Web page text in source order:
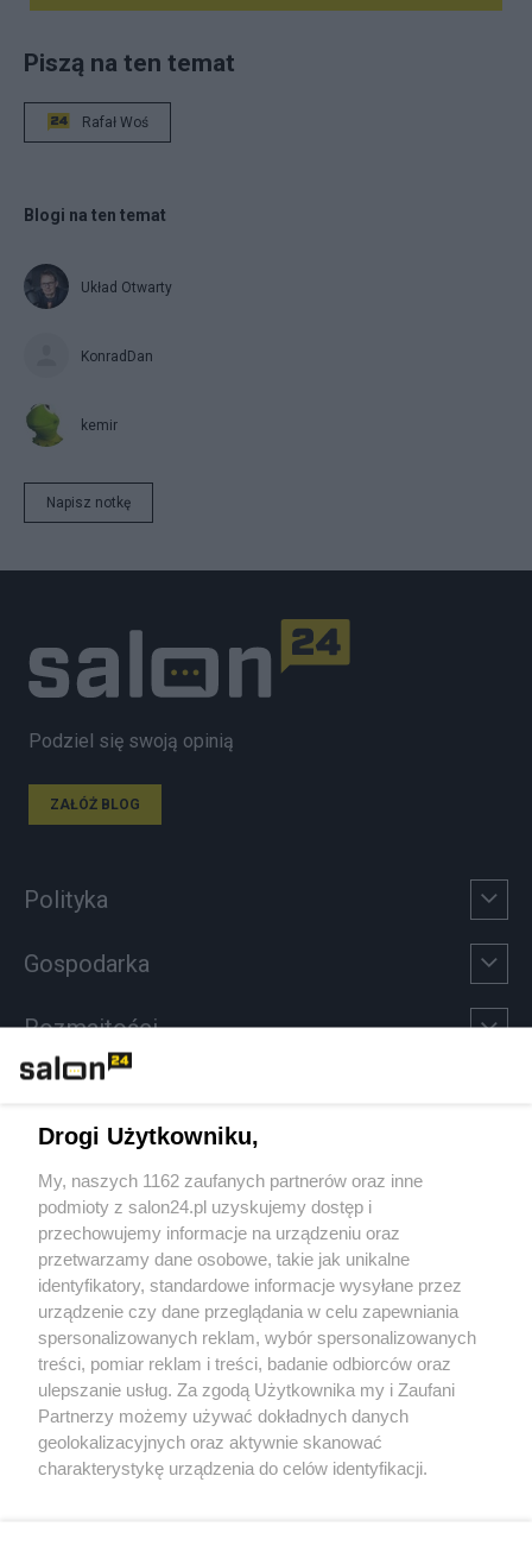
Piszą na ten temat
Rafał Woś
Blogi na ten temat
Układ Otwarty
KonradDan
kemir
Napisz notkę
Podziel się swoją opinią
ZAŁÓŻ BLOG
Polityka
Gospodarka
Rozmaitości
Sport
Społeczeństwo
Kultura
X Facebook Instagram Youtube
Drogi Użytkowniku,
My, naszych 1162 zaufanych partnerów oraz inne
podmioty z salon24.pl uzyskujemy dostęp i
przechowujemy informacje na urządzeniu oraz
przetwarzamy dane osobowe, takie jak unikalne
identyfikatory, standardowe informacje wysyłane przez
urządzenie czy dane przeglądania w celu zapewniania
spersonalizowanych reklam, wybór spersonalizowanych
treści, pomiar reklam i treści, badanie odbiorców oraz
ulepszanie usług. Za zgodą Użytkownika my i Zaufani
Partnerzy możemy używać dokładnych danych
geolokalizacyjnych oraz aktywnie skanować
charakterystykę urządzenia do celów identyfikacji.